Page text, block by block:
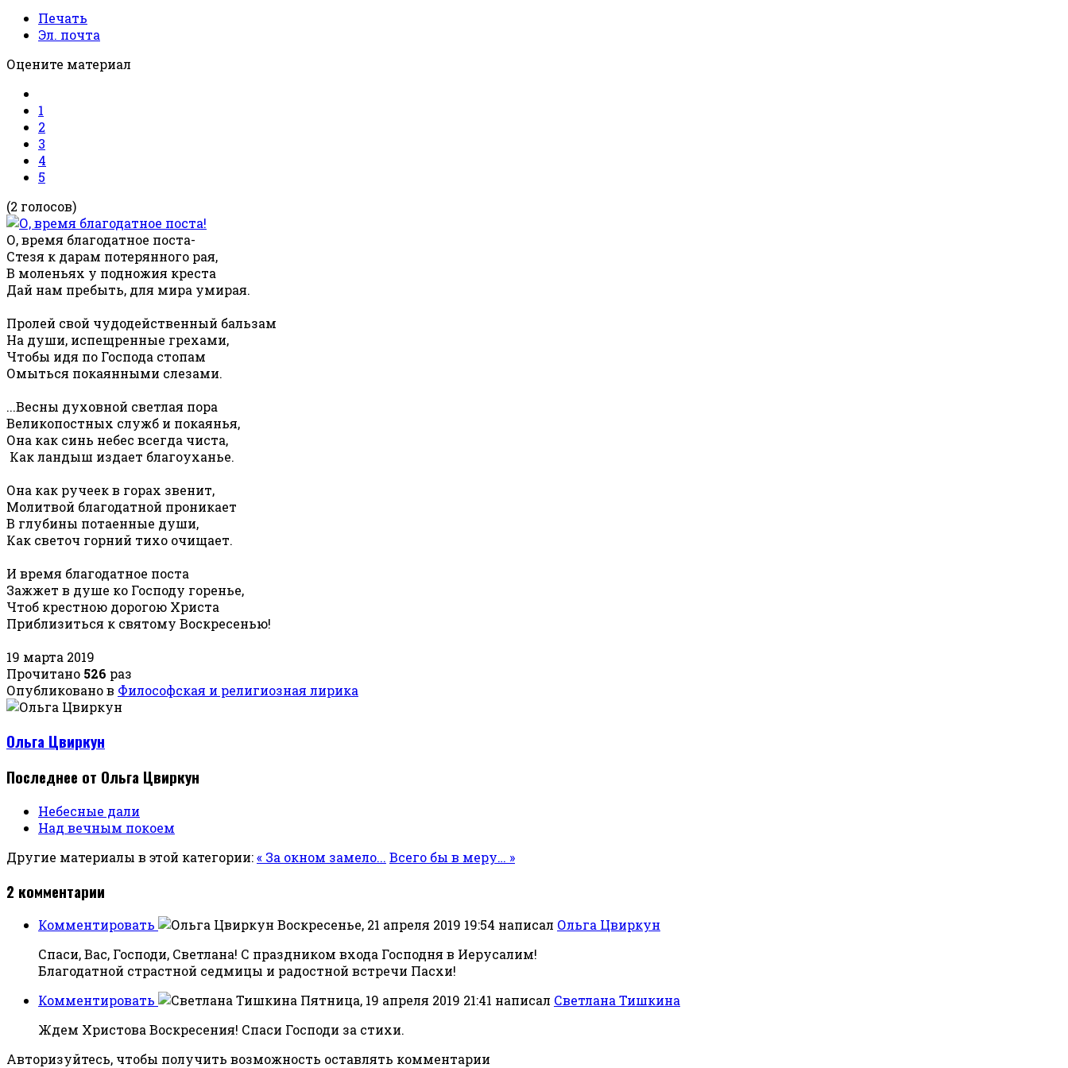
Печать
Эл. почта
Оцените материал
1
2
3
4
5
(2 голосов)
О, время благодатное поста-
Стезя к дарам потерянного рая,
В моленьях у подножия креста
Дай нам пребыть, для мира умирая.
Пролей свой чудодейственный бальзам
На души, испещренные грехами,
Чтобы идя по Господа стопам
Омыться покаянными слезами.
...Весны духовной светлая пора
Великопостных служб и покаянья,
Она как синь небес всегда чиста,
Как ландыш издает благоуханье.
Она как ручеек в горах звенит,
Молитвой благодатной проникает
В глубины потаенные души,
Как светоч горний тихо очищает.
И время благодатное поста
Зажжет в душе ко Господу горенье,
Чтоб крестною дорогою Христа
Приблизиться к святому Воскресенью!
19 марта 2019
Прочитано 526 раз
Опубликовано в Философская и религиозная лирика
Ольга Цвиркун
Последнее от Ольга Цвиркун
Небесные дали
Над вечным покоем
Другие материалы в этой категории:« За окном замело... Всего бы в меру… »
2 комментарии
Комментировать Воскресенье, 21 апреля 2019 19:54 написал Ольга Цвиркун
Спаси, Вас, Господи, Светлана! С праздником входа Господня в Иерусалим!
Благодатной страстной седмицы и радостной встречи Пасхи!
Комментировать
Пятница, 19 апреля 2019 21:41 написал Светлана Тишкина
Ждем Христова Воскресения! Спаси Господи за стихи.
Авторизуйтесь, чтобы получить возможность оставлять комментарии